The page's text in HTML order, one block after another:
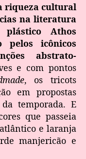
riqueza cultural
na literatura
Athos
pelos icônicos
abstrato-
e com pontos
, os tricots
em propostas
temporada. E
que passeia
e laranja
manjericão e